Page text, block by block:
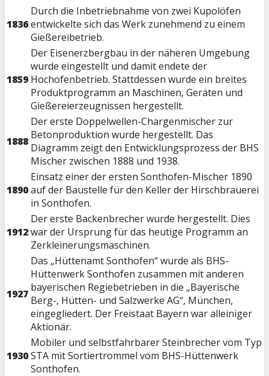
1836
Durch die Inbetriebnahme von zwei Kupolöfen
entwickelte sich das Werk zunehmend zu einem
Gießereibetrieb.
1859
Der Eisenerzbergbau in der näheren Umgebung
wurde eingestellt und damit endete der
Hochofenbetrieb. Stattdessen wurde ein breites
Produktprogramm an Maschinen, Geräten und
Gießereierzeugnissen hergestellt.
1888
Der erste Doppelwellen-Chargenmischer zur
Beton­pro­duktion wurde hergestellt. Das
Diagramm zeigt den Entwicklungsprozess der BHS
Mischer zwischen 1888 und 1938.
1890
Einsatz einer der ersten Sonthofen-Mischer 1890
auf der Baustelle für den Keller der Hirschbrauerei
in Sonthofen.
1912
Der erste Backenbrecher wurde hergestellt. Dies
war der Ursprung für das heutige Programm an
Zerkleinerungsmaschinen.
1927
Das „Hüttenamt Sonthofen“ wurde als BHS-
Hüttenwerk Sonthofen zusammen mit anderen
bayerischen Regiebetrieben in die „Bayerische
Berg-, Hütten- und Salzwerke AG“, München,
eingegliedert. Der Freistaat Bayern war alleiniger
Aktionär.
1930
Mobiler und selbstfahrbarer Steinbrecher vom Typ
STA mit Sortiertrommel vom BHS-Hüttenwerk
Sonthofen.